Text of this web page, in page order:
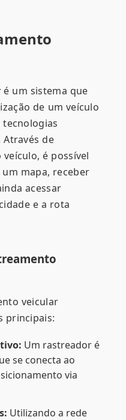
é um sistema que
de um veículo
Através de
é possível
mapa, receber
acessar
e a rota
veicular
principais:
Um rastreador é
se conecta ao
via
Utilizando a rede